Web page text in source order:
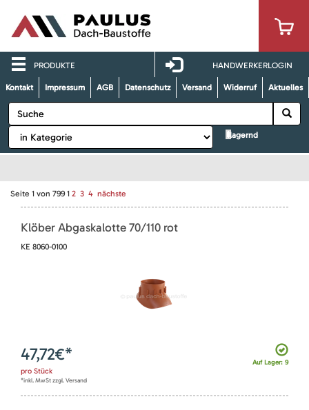
PRODUKTE HANDWERKERLOGIN
Kontakt Impressum AGB Datenschutz Versand Widerruf Aktuelles
lagernd
Seite 1 von 799 1 2 3 4 nächste
Klöber Abgaskalotte 70/110 rot
KE 8060-0100
Auf Lager: 9
47,72€*
pro Stück
*inkl. MwSt zzgl. Versand